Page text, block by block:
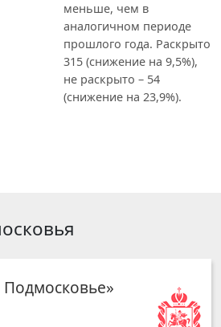
меньше, чем в
аналогичном периоде
прошлого года. Раскрыто
315 (снижение на 9,5%),
не раскрыто – 54
(снижение на 23,9%).